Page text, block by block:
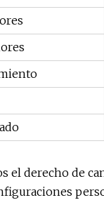
el derecho de